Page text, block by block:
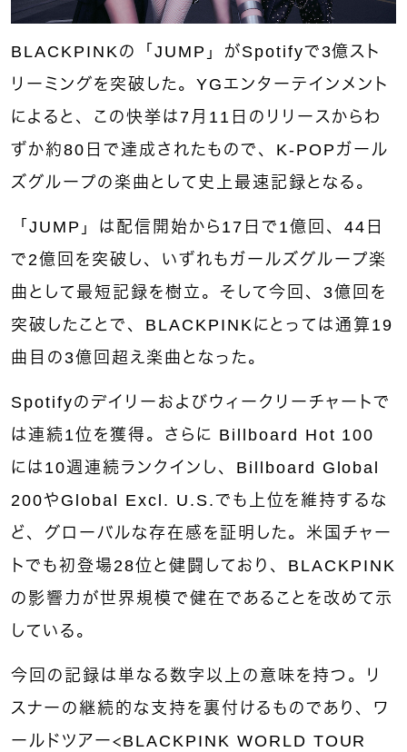
BLACKPINKの「JUMP」がSpotifyで3億スト
リーミングを突破した。YGエンターテインメント
によると、この快挙は7月11日のリリースからわ
ずか約80日で達成されたもので、K-POPガール
ズグループの楽曲として史上最速記録となる。
「JUMP」は配信開始から17日で1億回、44日
で2億回を突破し、いずれもガールズグループ楽
曲として最短記録を樹立。そして今回、3億回を
突破したことで、BLACKPINKにとっては通算19
曲目の3億回超え楽曲となった。
Spotifyのデイリーおよびウィークリーチャートで
は連続1位を獲得。さらに Billboard Hot 100
には10週連続ランクインし、Billboard Global
200やGlobal Excl. U.S.でも上位を維持するな
ど、グローバルな存在感を証明した。米国チャー
トでも初登場28位と健闘しており、BLACKPINK
の影響力が世界規模で健在であることを改めて示
している。
今回の記録は単なる数字以上の意味を持つ。リ
スナーの継続的な支持を裏付けるものであり、ワ
ールドツアー＜BLACKPINK WORLD TOUR